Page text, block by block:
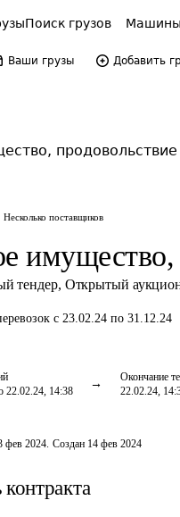
Поиск грузов Машины
Ваши грузы Добавить
продовольствие
Несколько поставщиков
имущество,
тендер, Открытый
с 23.02.24 по 31.12.24
22.02.24, 14:38
Окончание
22.02.24,
фев 2024. Создан 14 фев 2024